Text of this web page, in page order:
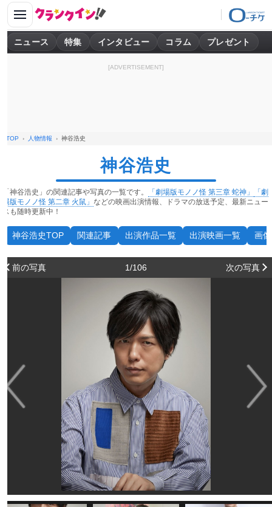
ニュース 特集 インタビュー コラム プレゼント
[ADVERTISEMENT]
TOP 人物情報 神谷浩史
神谷浩史
「神谷浩史」の関連記事や写真の一覧です。 「劇場版モノノ怪 第三章 蛇神」
「劇
場版モノノ怪 第二章 火鼠」 などの映画出演情報、ドラマの放送予定、最新ニュー
スも随時更新中！
神谷浩史TOP 関連記事 出演作品一覧 出演映画一覧 画
前の写真 1/106 次の写真